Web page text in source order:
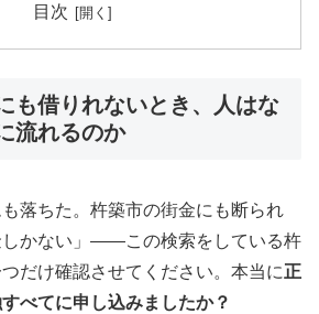
目次
も借りれないとき、人はな
流れるのか
も落ちた。杵築市の街金にも断られ
しかない」——この検索をしている杵
だけ確認させてください。本当に正
べてに申し込みましたか？